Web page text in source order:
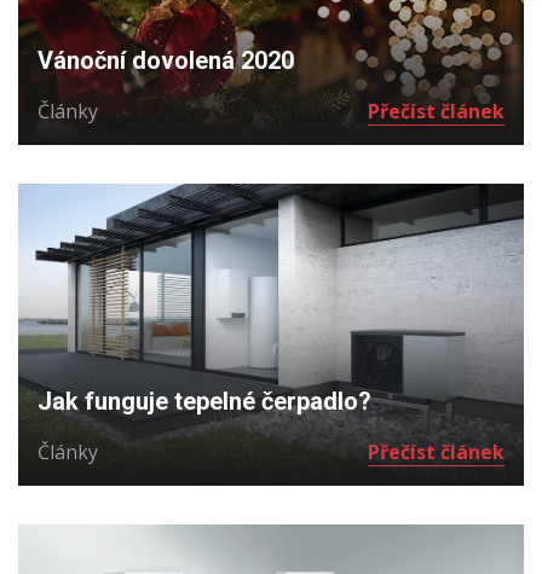
Vánoční dovolená 2020
Články Přečíst článek
Jak funguje tepelné čerpadlo?
Články Přečíst článek